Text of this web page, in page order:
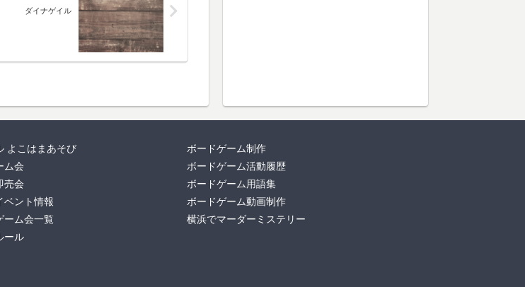
ダイナゲイル
よこはまあそび
ム会
売会
ベント情報
ーム会一覧
ール
ボードゲーム制作
ボードゲーム活動履歴
ボードゲーム用語集
ボードゲーム動画制作
横浜でマーダーミステリー